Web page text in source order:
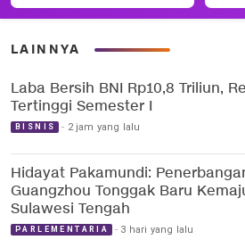
LAINNYA
Laba Bersih BNI Rp10,8 Triliun,
Tertinggi Semester I
BISNIS 2 jam yang lalu
Hidayat Pakamundi:
Guangzhou Tonggak Baru
Sulawesi Tengah
PARLEMENTARIA 3 hari yang lalu